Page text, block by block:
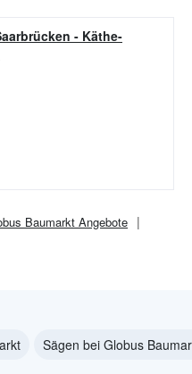
- Käthe-
Baumarkt Angebote
Sägen bei Globus